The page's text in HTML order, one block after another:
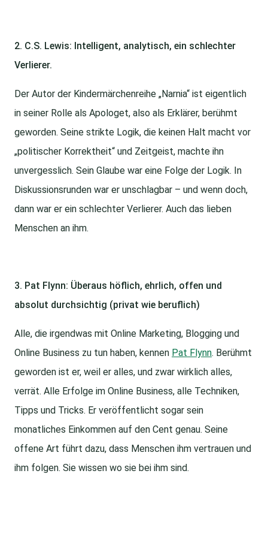
2. C.S. Lewis: Intelligent, analytisch, ein schlechter
Verlierer.
Der Autor der Kindermärchenreihe „Narnia“ ist eigentlich
in seiner Rolle als Apologet, also als Erklärer, berühmt
geworden. Seine strikte Logik, die keinen Halt macht vor
„politischer Korrektheit“ und Zeitgeist, machte ihn
unvergesslich. Sein Glaube war eine Folge der Logik. In
Diskussionsrunden war er unschlagbar – und wenn doch,
dann war er ein schlechter Verlierer. Auch das lieben
Menschen an ihm.
3. Pat Flynn: Überaus höflich, ehrlich, offen und
absolut durchsichtig (privat wie beruflich)
Alle, die irgendwas mit Online Marketing, Blogging und
Online Business zu tun haben, kennen Pat Flynn. Berühmt
geworden ist er, weil er alles, und zwar wirklich alles,
verrät. Alle Erfolge im Online Business, alle Techniken,
Tipps und Tricks. Er veröffentlicht sogar sein
monatliches Einkommen auf den Cent genau. Seine
offene Art führt dazu, dass Menschen ihm vertrauen und
ihm folgen. Sie wissen wo sie bei ihm sind.